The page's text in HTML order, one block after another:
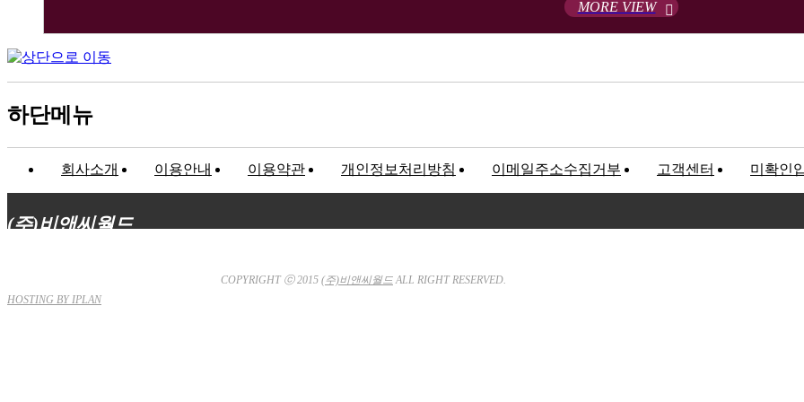
MORE VIEW
하단메뉴
회사소개 이용안내 이용약관 개인정보처리방침 이메일주소수집거부 고객센터 미확인
(주)비앤씨월드
COPYRIGHT ⓒ 2015 (주)비앤씨월드ALL RIGHT RESERVED.
HOSTING BY IPLAN